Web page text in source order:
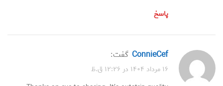
پاسخ
ConnieCef گفت:
۱۶ مرداد ۱۴۰۴ در ۱۲:۲۶ ق.ظ